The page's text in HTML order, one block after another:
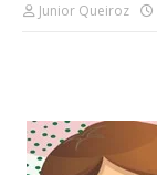
Junior Queiroz